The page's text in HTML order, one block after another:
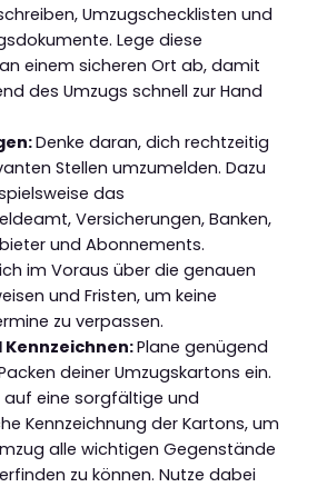
Umzugschecklisten und
Lege diese
einem sicheren Ort ab, damit
des Umzugs schnell zur Hand
Denke daran, dich rechtzeitig
Stellen umzumelden. Dazu
das
Versicherungen, Banken,
und Abonnements.
im Voraus über die genauen
und Fristen, um keine
zu verpassen.
Kennzeichnen:Plane genügend
deiner Umzugskartons ein.
eine sorgfältige und
Kennzeichnung der Kartons, um
alle wichtigen Gegenstände
zu können. Nutze dabei